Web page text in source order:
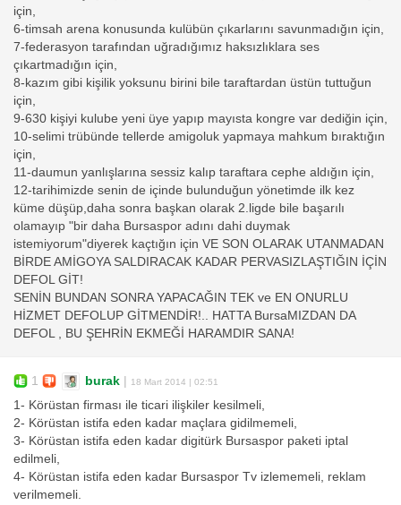
için,
6-timsah arena konusunda kulübün çıkarlarını savunmadığın için,
7-federasyon tarafından uğradığımız haksızlıklara ses
çıkartmadığın için,
8-kazım gibi kişilik yoksunu birini bile taraftardan üstün tuttuğun
için,
9-630 kişiyi kulube yeni üye yapıp mayısta kongre var dediğin için,
10-selimi trübünde tellerde amigoluk yapmaya mahkum bıraktığın
için,
11-daumun yanlışlarına sessiz kalıp taraftara cephe aldığın için,
12-tarihimizde senin de içinde bulunduğun yönetimde ilk kez
küme düşüp,daha sonra başkan olarak 2.ligde bile başarılı
olamayıp "bir daha Bursaspor adını dahi duymak
istemiyorum"diyerek kaçtığın için VE SON OLARAK UTANMADAN
BİRDE AMİGOYA SALDIRACAK KADAR PERVASIZLAŞTIĞIN İÇİN
DEFOL GİT!
SENİN BUNDAN SONRA YAPACAĞIN TEK ve EN ONURLU
HİZMET DEFOLUP GİTMENDİR!.. HATTA BursaMIZDAN DA
DEFOL , BU ŞEHRİN EKMEĞİ HARAMDIR SANA!
1 burak | 18 Mart 2014 | 02:51
1- Körüstan firması ile ticari ilişkiler kesilmeli,
2- Körüstan istifa eden kadar maçlara gidilmemeli,
3- Körüstan istifa eden kadar digitürk Bursaspor paketi iptal
edilmeli,
4- Körüstan istifa eden kadar Bursaspor Tv izlememeli, reklam
verilmemeli.